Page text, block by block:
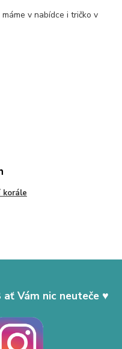
v nabídce i tričko v
korále
Vám nic neuteče ♥